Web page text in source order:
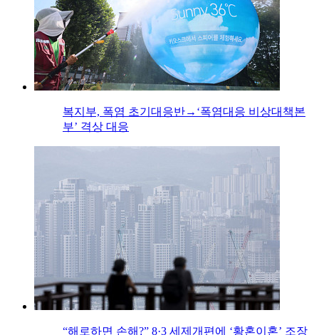
복지부, 폭염 초기대응반→‘폭염대응 비상대책본
부’ 격상 대응
“해로하면 손해?” 8·3 세제개편에 ‘황혼이혼’ 조장